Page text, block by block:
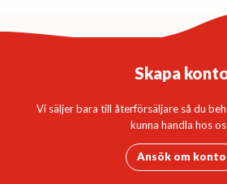
Skapa
Vi säljer bara till återförsäljare så du
kunna handla hos
Ansök om konto